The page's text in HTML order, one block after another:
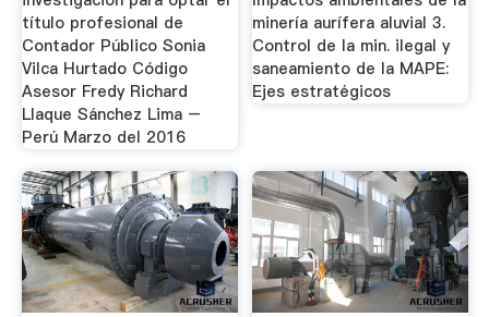
título profesional de
Contador Público Sonia
Vilca Hurtado Código
Asesor Fredy Richard
Llaque Sánchez Lima –
Perú Marzo del 2016
minería aurífera aluvial 3.
Control de la min. ilegaI y
saneamiento de la MAPE:
Ejes estratégicos